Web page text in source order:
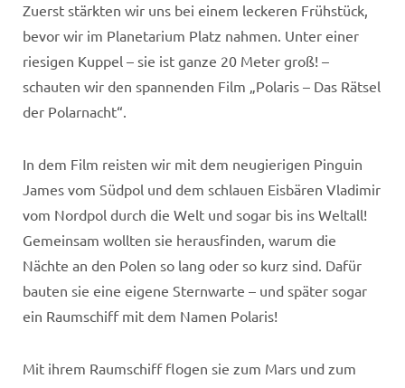
Zuerst stärkten wir uns bei einem leckeren Frühstück,
bevor wir im Planetarium Platz nahmen. Unter einer
riesigen Kuppel – sie ist ganze 20 Meter groß! –
schauten wir den spannenden Film „Polaris – Das Rätsel
der Polarnacht“.
In dem Film reisten wir mit dem neugierigen Pinguin
James vom Südpol und dem schlauen Eisbären Vladimir
vom Nordpol durch die Welt und sogar bis ins Weltall!
Gemeinsam wollten sie herausfinden, warum die
Nächte an den Polen so lang oder so kurz sind. Dafür
bauten sie eine eigene Sternwarte – und später sogar
ein Raumschiff mit dem Namen Polaris!
Mit ihrem Raumschiff flogen sie zum Mars und zum